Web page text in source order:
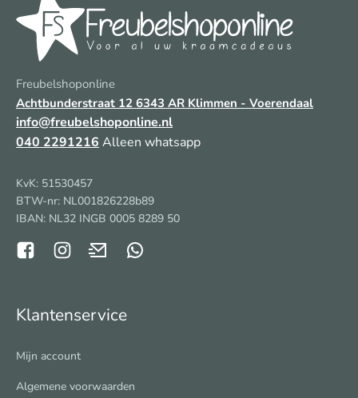
Freubelshoponline
Achtbunderstraat 12 6343 AR Klimmen - Voerendaal
info@freubelshoponline.nl
040 2291216 Alleen whatsapp
KvK: 51530457
BTW-nr: NL001826228b89
IBAN: NL32 INGB 0005 8289 50
Klantenservice
Mijn account
Algemene voorwaarden